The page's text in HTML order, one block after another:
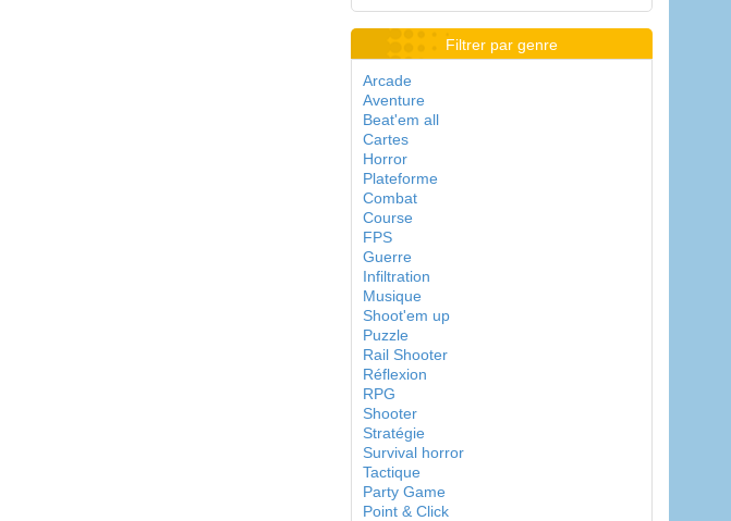
Filtrer par genre
Arcade
Aventure
Beat'em all
Cartes
Horror
Plateforme
Combat
Course
FPS
Guerre
Infiltration
Musique
Shoot'em up
Puzzle
Rail Shooter
Réflexion
RPG
Shooter
Stratégie
Survival horror
Tactique
Party Game
Point & Click